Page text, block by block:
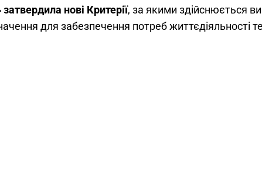
затвердила нові Критерії, за якими здійснюється
для забезпечення потреб життєдіяльності